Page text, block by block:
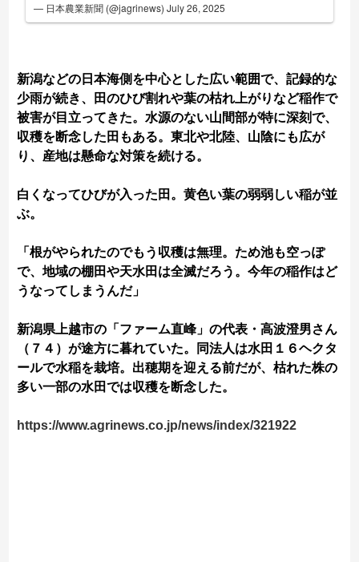
— 日本農業新聞 (@jagrinews)July 26, 2025
新潟などの日本海側を中心とした広い範囲で、記録的な
少雨が続き、田のひび割れや葉の枯れ上がりなど稲作で
被害が目立ってきた。水源のない山間部が特に深刻で、
収穫を断念した田もある。東北や北陸、山陰にも広が
り、産地は懸命な対策を続ける。
白くなってひびが入った田。黄色い葉の弱弱しい稲が並
ぶ。
「根がやられたのでもう収穫は無理。ため池も空っぽ
で、地域の棚田や天水田は全滅だろう。今年の稲作はど
うなってしまうんだ」
新潟県上越市の「ファーム直峰」の代表・高波澄男さん
（７４）が途方に暮れていた。同法人は水田１６ヘクタ
ールで水稲を栽培。出穂期を迎える前だが、枯れた株の
多い一部の水田では収穫を断念した。
https://www.agrinews.co.jp/news/index/321922